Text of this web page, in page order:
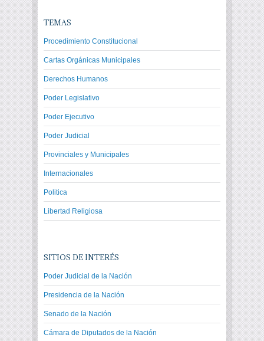
TEMAS
Procedimiento Constitucional
Cartas Orgánicas Municipales
Derechos Humanos
Poder Legislativo
Poder Ejecutivo
Poder Judicial
Provinciales y Municipales
Internacionales
Politica
Libertad Religiosa
SITIOS DE INTERÉS
Poder Judicial de la Nación
Presidencia de la Nación
Senado de la Nación
Cámara de Diputados de la Nación